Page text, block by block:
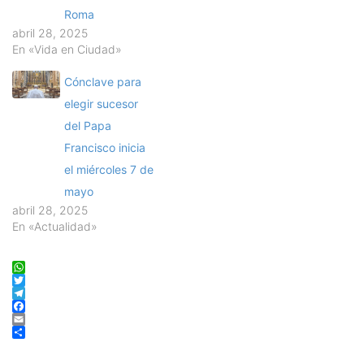
Roma
abril 28, 2025
En «Vida en Ciudad»
Cónclave para
elegir sucesor
del Papa
Francisco inicia
el miércoles 7 de
mayo
abril 28, 2025
En «Actualidad»
WhatsApp
Twitter
Telegram
Facebook
Email